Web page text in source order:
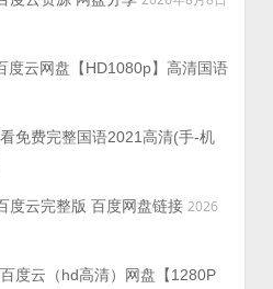
度云网盘【HD1080p】高清国语
看免费完整国语2021高清(手-机
度云完整版 百度网盘链接 2026
百度云（hd高清）网盘【1280P